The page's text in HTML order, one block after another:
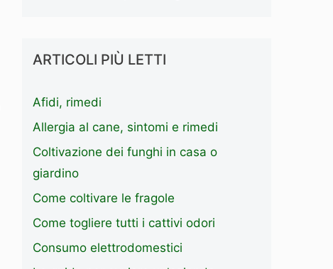
ARTICOLI PIÙ LETTI
Afidi, rimedi
Allergia al cane, sintomi e rimedi
Coltivazione dei funghi in casa o
giardino
Come coltivare le fragole
Come togliere tutti i cattivi odori
Consumo elettrodomestici